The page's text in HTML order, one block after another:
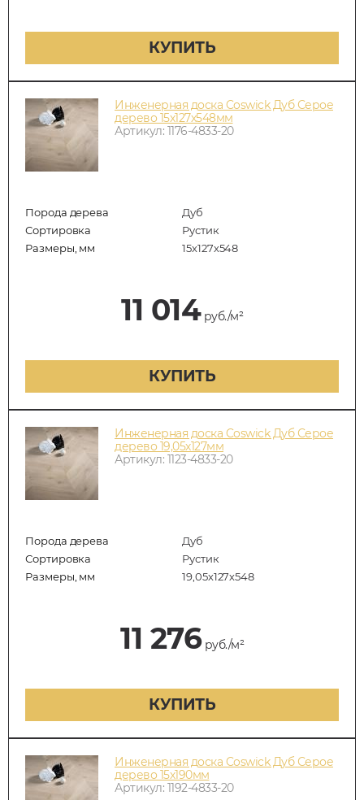
КУПИТЬ
Инженерная доска Coswick Дуб Серое
дерево 15х127х548мм
Артикул: 1176-4833-20
Порода дерева
Дуб
Сортировка
Рустик
Размеры, мм
15х127х548
11 014руб./м²
КУПИТЬ
Инженерная доска Coswick Дуб Серое
дерево 19,05х127мм
Артикул: 1123-4833-20
Порода дерева
Дуб
Сортировка
Рустик
Размеры, мм
19,05х127х548
11 276руб./м²
КУПИТЬ
Инженерная доска Coswick Дуб Серое
дерево 15х190мм
Артикул: 1192-4833-20